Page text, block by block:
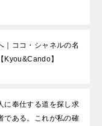
｜ココ・シャネルの名
Kyou&Cando】
に奉仕する道を探し求
である。これが私の確